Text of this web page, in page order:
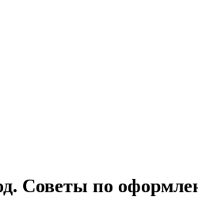
Советы по